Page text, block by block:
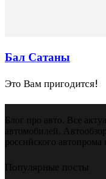
Бал Сатаны
Это Вам пригодится!
Блог про авто. Все
автомобилей.
российского
Популярные посты